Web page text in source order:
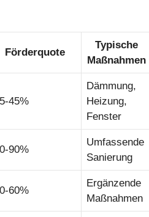
Förderquote
Typische
Maßnahmen
45%
Dämmung,
Heizung,
Fenster
90%
Umfassende
Sanierung
60%
Ergänzende
Maßnahmen